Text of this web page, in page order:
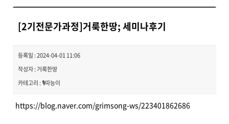
[2기전문가과정]거룩한땅; 세미나후기
등록일 : 2024-04-01 11:06
작성자 : 거룩한땅
카테고리 : 🎙️따능이
https://blog.naver.com/grimsong-ws/223401862686